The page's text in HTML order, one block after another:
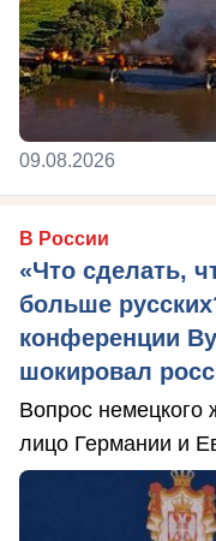
09.08.2026
В России
«Что сделать,
больше
конференции
шокировал
Вопрос немецкого
лицо Германии и